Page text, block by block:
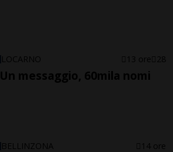
LOCARNO 13 ore 28
Un messaggio, 60mila nomi
BELLINZONA 14 ore